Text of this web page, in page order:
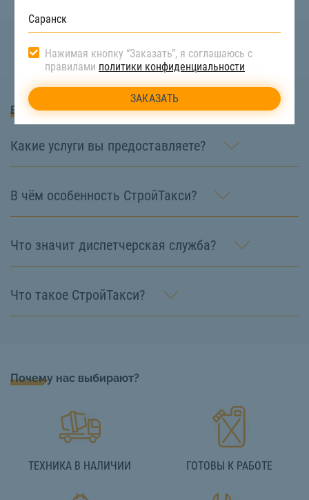
Вопросы и Ответы
Какие услуги вы предоставляете?
В чём особенность СтройТакси?
Что значит диспетчерская служба?
Что такое СтройТакси?
Почему нас выбирают?
ТЕХНИКА В НАЛИЧИИ ГОТОВЫ К РАБОТЕ
Нажимая кнопку “Заказать”, я соглашаюсь с
правилами политики конфиденциальности